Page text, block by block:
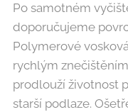
Po samotném
doporučujeme
Polymerové
rychlým
prodlouží životnost
starší podlaze.